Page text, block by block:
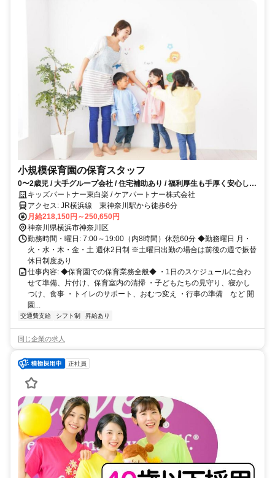
小規模保育園の保育スタッフ
0〜2歳児 / 大手グループ会社 / 住宅補助あり / 福利厚生も手厚く安心して
働けます！
キッズパートナー東白楽 / ケアパートナー株式会社
アクセス: JR横浜線 東神奈川駅から徒歩6分
月給218,150円～250,650円
神奈川県横浜市神奈川区
勤務時間・曜日: 7:00～19:00（内8時間）休憩60分 ◆勤務曜日 月・
火・水・木・金・土 週休2日制 ※土曜日出勤の場合は前後の週で振替
休日制度あり
仕事内容: ◆保育園での保育業務全般◆ ・1日のスケジュールに合わ
せて準備、片付け、保育室内の清掃 ・子どもたちの見守り、寝かし
つけ、食事 ・トイレのサポート、おむつ変え ・行事の準備 など 開
園...
交通費支給 シフト制 昇給あり
同じ企業の求人
正社員